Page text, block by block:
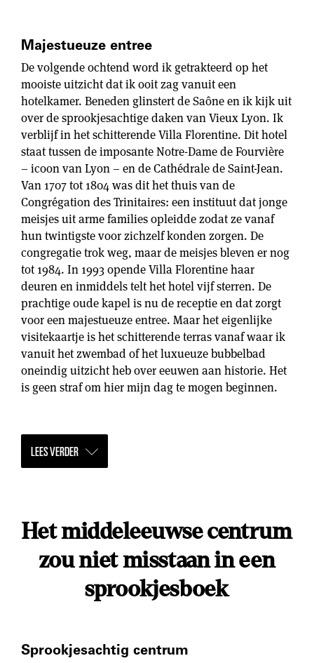
Majestueuze entree
De volgende ochtend word ik getrakteerd op het
mooiste uitzicht dat ik ooit zag vanuit een
hotelkamer. Beneden glinstert de Saône en ik kijk uit
over de sprookjesachtige daken van Vieux Lyon. Ik
verblijf in het schitterende Villa Florentine. Dit hotel
staat tussen de imposante Notre-Dame de Fourvière
– icoon van Lyon – en de Cathédrale de Saint-Jean.
Van 1707 tot 1804 was dit het thuis van de
Congrégation des Trinitaires: een instituut dat jonge
meisjes uit arme families opleidde zodat ze vanaf
hun twintigste voor zichzelf konden zorgen. De
congregatie trok weg, maar de meisjes bleven er nog
tot 1984. In 1993 opende Villa Florentine haar
deuren en inmiddels telt het hotel vijf sterren. De
prachtige oude kapel is nu de receptie en dat zorgt
voor een majestueuze entree. Maar het eigenlijke
visitekaartje is het schitterende terras vanaf waar ik
vanuit het zwembad of het luxueuze bubbelbad
oneindig uitzicht heb over eeuwen aan historie. Het
is geen straf om hier mijn dag te mogen beginnen.
LEES VERDER
Het middeleeuwse centrum
zou niet misstaan in een
sprookjesboek
Sprookjesachtig centrum